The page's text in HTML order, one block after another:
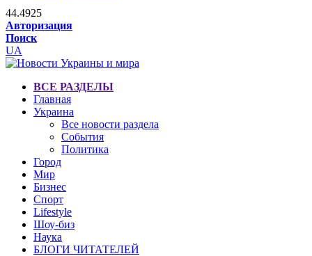
44.4925
Авторизация
Поиск
UA
ВСЕ РАЗДЕЛЫ
Главная
Украина
Все новости раздела
События
Политика
Город
Мир
Бизнес
Спорт
Lifestyle
Шоу-биз
Наука
БЛОГИ ЧИТАТЕЛЕЙ